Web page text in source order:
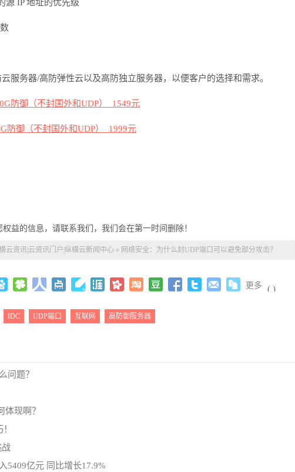
源 IP地址的优先级
服务器/高防弹性云以及高防独立服务器，以便客户的选择和需求。
防御 （不封国外和UDP） 1549元
防御（不封国外和UDP） 1999元
益的信息，请联系我们，我们会在第一时间删除！
云资讯|云资讯门户|纵横云新闻中心» 网络安全：为什么封UDP端口可以避免部分攻击？
更多 ( )
IDC UDP端口 互联网 高防御服务器
问题？
现啊？
战
5409亿元 同比增长17.9%